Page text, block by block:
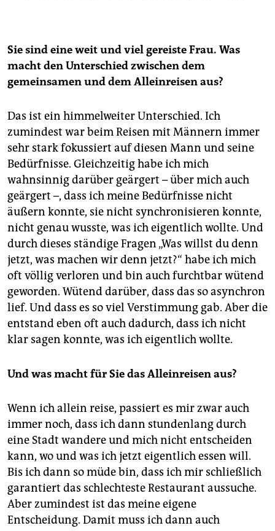
Sie sind eine weit und viel gereiste Frau. Was
macht den Unterschied zwischen dem
gemeinsamen und dem Alleinreisen aus?
Das ist ein himmelweiter Unterschied. Ich
zumindest war beim Reisen mit Männern immer
sehr stark fokussiert auf diesen Mann und seine
Bedürfnisse. Gleichzeitig habe ich mich
wahnsinnig darüber geärgert – über mich auch
geärgert –, dass ich meine Bedürfnisse nicht
äußern konnte, sie nicht synchronisieren konnte,
nicht genau wusste, was ich eigentlich wollte. Und
durch dieses ständige Fragen „Was willst du denn
jetzt, was machen wir denn jetzt?“ habe ich mich
oft völlig verloren und bin auch furchtbar wütend
geworden. Wütend darüber, dass das so asynchron
lief. Und dass es so viel Verstimmung gab. Aber die
entstand eben oft auch dadurch, dass ich nicht
klar sagen konnte, was ich eigentlich wollte.
Und was macht für Sie das Alleinreisen aus?
Wenn ich allein reise, passiert es mir zwar auch
immer noch, dass ich dann stundenlang durch
eine Stadt wandere und mich nicht entscheiden
kann, wo und was ich jetzt eigentlich essen will.
Bis ich dann so müde bin, dass ich mir schließlich
garantiert das schlechteste Restaurant aussuche.
Aber zumindest ist das meine eigene
Entscheidung. Damit muss ich dann auch